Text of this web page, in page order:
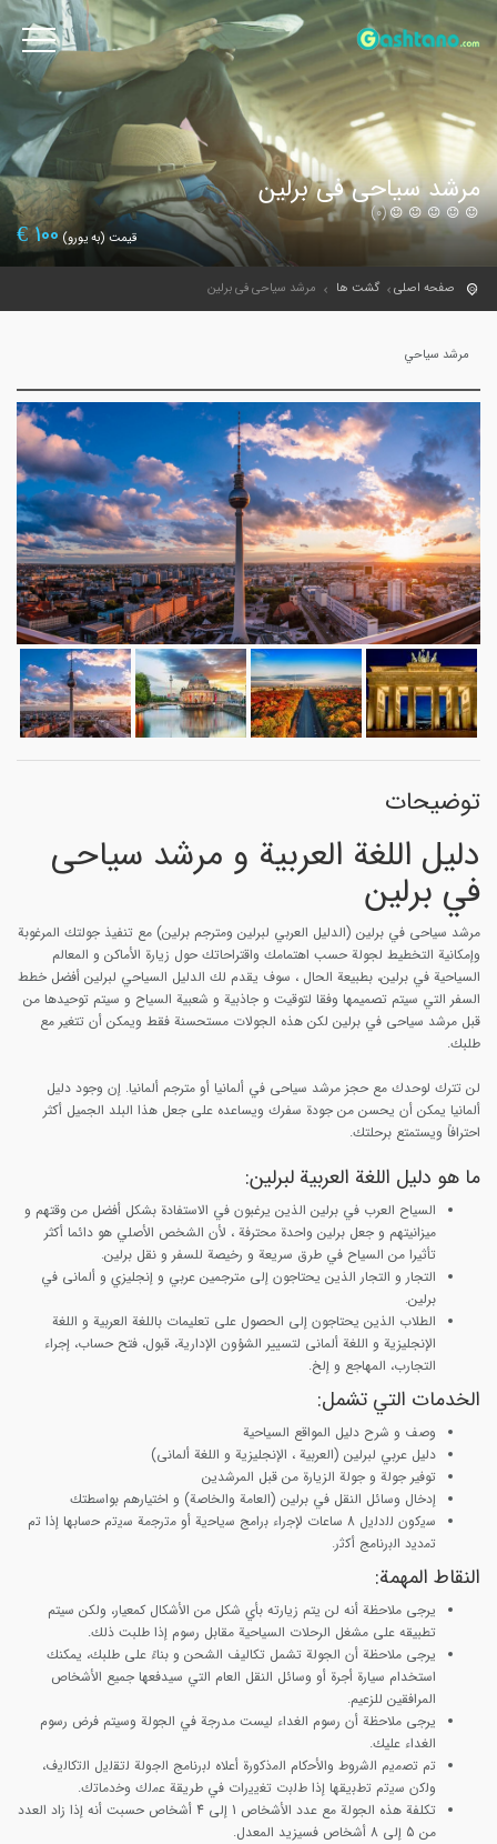
مرشد سیاحی فی برلین
(0)
قیمت (به یورو) 100
€
صفحه اصلی گشت ها مرشد سیاحی فی برلین
مرشد سياحي
توضیحات
دليل اللغة العربية و مرشد سیاحی
في برلین
مرشد سیاحی في برلین (الدليل العربي لبرلین ومترجم برلین) مع تنفيذ جولتك المرغوبة
وإمكانية التخطيط لجولة حسب اهتمامك واقتراحاتك حول زيارة الأماكن و المعالم
السياحية في برلین، بطبيعة الحال ، سوف يقدم لك الدليل السياحي لبرلین أفضل خطط
السفر التي سيتم تصميمها وفقا لتوقيت و جاذبية و شعبية السياح و سيتم توحيدها من
قبل مرشد سیاحی في برلین لكن هذه الجولات مستحسنة فقط ويمكن أن تتغير مع
طلبك.
لن تترك لوحدك مع حجز مرشد سیاحی في ألمانیا أو مترجم ألمانیا. إن وجود دليل
ألمانیا يمكن أن يحسن من جودة سفرك ويساعده على جعل هذا البلد الجميل أكثر
احترافاً ويستمتع برحلتك.
ما هو دليل اللغة العربية لبرلین:
السياح العرب في برلین الذين يرغبون في الاستفادة بشكل أفضل من وقتهم و
ميزانيتهم و جعل برلین واحدة محترفة ، لأن الشخص الأصلي هو دائما أكثر
تأثيرا من السياح في طرق سريعة و رخيصة للسفر و نقل برلین.
التجار و التجار الذين يحتاجون إلى مترجمين عربي و إنجليزي و ألمانی في
برلین.
الطلاب الذين يحتاجون إلى الحصول على تعليمات باللغة العربية و اللغة
الإنجليزية و اللغة ألمانی لتسيير الشؤون الإدارية، قبول، فتح حساب، إجراء
التجارب، المهاجع و إلخ.
الخدمات التي تشمل:
وصف و شرح دليل المواقع السياحية
دليل عربي لبرلین (العربية ، الإنجليزية و اللغة ألمانی)
توفير جولة و جولة الزيارة من قبل المرشدين
إدخال وسائل النقل في برلین (العامة والخاصة) و اختيارهم بواسطتك
ﺳﯾﮐون ﻟﻟدﻟﯾل 8 ﺳﺎﻋﺎت ﻹﺟراء ﺑراﻣﺞ ﺳﯾﺎﺣﯾﺔ أو ﻣﺗرﺟﻣﺔ ﺳﯾﺗم ﺣﺳﺎﺑﮭﺎ إذا ﺗم
ﺗﻣدﯾد اﻟﺑرﻧﺎﻣﺞ أﮐﺛر.
النقاط المهمة:
يرجى ملاحظة أنه لن يتم زيارته بأي شكل من الأشكال كمعيار، ولكن سيتم
تطبيقه على مشغل الرحلات السياحية مقابل رسوم إذا طلبت ذلك.
يرجى ملاحظة أن الجولة تشمل تكاليف الشحن و بناءً على طلبك، يمكنك
استخدام سيارة أجرة أو وسائل النقل العام التي سيدفعها جميع الأشخاص
المرافقين للزعيم.
يرجى ملاحظة أن رسوم الغداء ليست مدرجة في الجولة وسيتم فرض رسوم
الغداء عليك.
ﺗم ﺗﺻﻣﯾم اﻟﺷروط واﻷﺣﮐﺎم اﻟﻣذﮐورة أﻋﻼه ﻟﺑرﻧﺎﻣﺞ اﻟﺟوﻟﺔ ﻟﺗﻘﻟﯾل اﻟﺗﮐﺎﻟﯾف،
وﻟﮐن ﺳﯾﺗم ﺗطﺑﯾﻘﮭﺎ إذا طﻟﺑت ﺗﻐﯾﯾرات ﻓﻲ طرﯾﻘﺔ ﻋﻣﻟك وﺧدﻣﺎﺗك.
تكلفة هذه الجولة مع عدد الأشخاص 1 إلى 4 أشخاص حسبت أنه إذا زاد العدد
من 5 إلى 8 أشخاص فسيزيد المعدل.